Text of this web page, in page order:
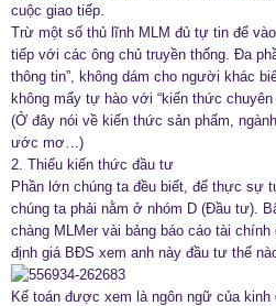
cuộc giao tiếp.
Trừ một số thủ lĩnh MLM đủ tự tin để vào
tiếp với các ông chủ truyền thống. Đa
thông tin”, không dám cho người khác
không mấy tự hào với “kiến thức chuyên
(Ở đây nói về kiến thức sản phẩm,
ước mơ…)
2. Thiếu kiến thức đầu tư
Phần lớn chúng ta đều biết, để thực sự
chúng ta phải nằm ở nhóm D (Đầu tư).
chàng MLMer vài bảng báo cáo tài
định giá BĐS xem anh này đầu tư thế
Kế toán được xem là ngôn ngữ của kinh